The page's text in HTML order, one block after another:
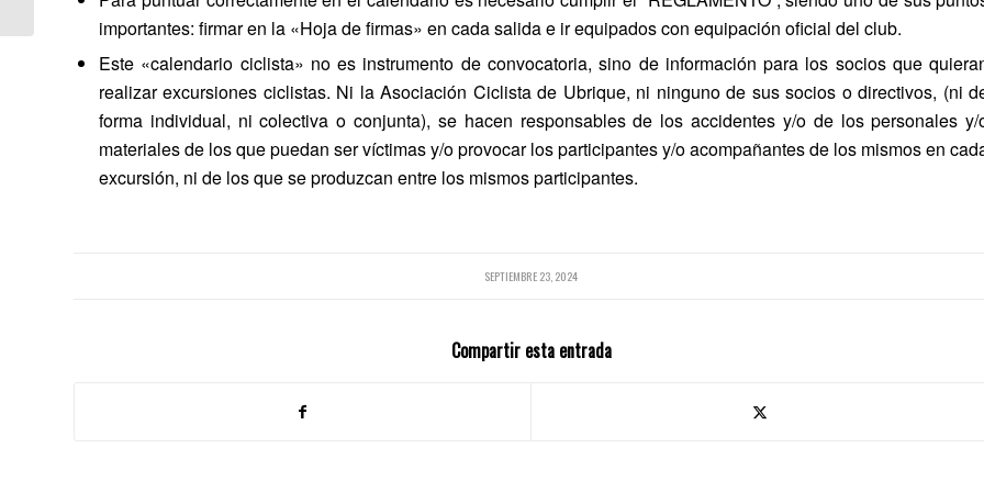
importantes: firmar en la «Hoja de firmas» en cada salida e ir equipados con equipación oficial del club.
Este «calendario ciclista» no es instrumento de convocatoria, sino de información para los socios que
realizar excursiones ciclistas. Ni la Asociación Ciclista de Ubrique, ni ninguno de sus socios o directivos, (ni
forma individual, ni colectiva o conjunta), se hacen responsables de los accidentes y/o de los personales y/
materiales de los que puedan ser víctimas y/o provocar los participantes y/o acompañantes de los mismos en
excursión, ni de los que se produzcan entre los mismos participantes.
SEPTIEMBRE 23, 2024
Compartir esta entrada